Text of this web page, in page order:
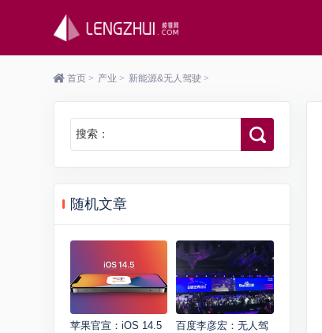
首页 > 产业 > 新能源&无人驾驶 >
搜索：
随机文章
苹果官宣：iOS 14.5
百度李彦宏：无人驾